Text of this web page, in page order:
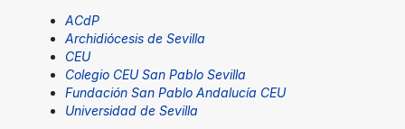
ACdP
Archidiócesis de Sevilla
CEU
Colegio CEU San Pablo Sevilla
Fundación San Pablo Andalucía CEU
Universidad de Sevilla